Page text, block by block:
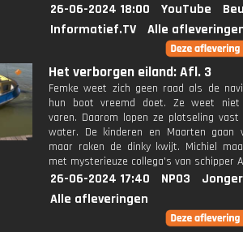
26-06-2024 18:00 YouTube
Informatief.TV
Alle
Het verborgen eiland: Afl. 3
Femke weet zich geen raad als de
hun boot vreemd doet. Ze weet
varen. Daarom lopen ze plotseling vast
water. De kinderen en Maarten gaan
maar raken de dinky kwijt. Michiel
met mysterieuze collega's van schipper
26-06-2024 17:40 NPO3
Alle afleveringen